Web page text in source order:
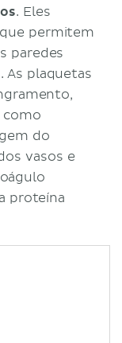
. Eles
permitem
paredes
As plaquetas
como
do
vasos e
proteína